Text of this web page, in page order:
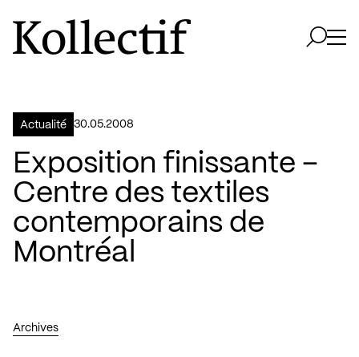
Aller à la page d'accueil
Logo Kollectif
Actualité 30.05.2008
Exposition finissante –
Centre des textiles
contemporains de
Montréal
Archives